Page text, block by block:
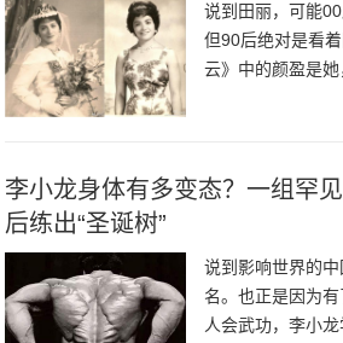
说到田丽，可能
但90后绝对是看
云》中的颜盈是
姨太是她，《爱
李小龙身体有多变态？一组罕
后练出“圣诞树”
说到影响世界的
名。也正是因为
人会武功，李小